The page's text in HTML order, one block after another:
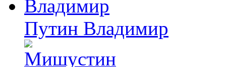
Путин Владимир